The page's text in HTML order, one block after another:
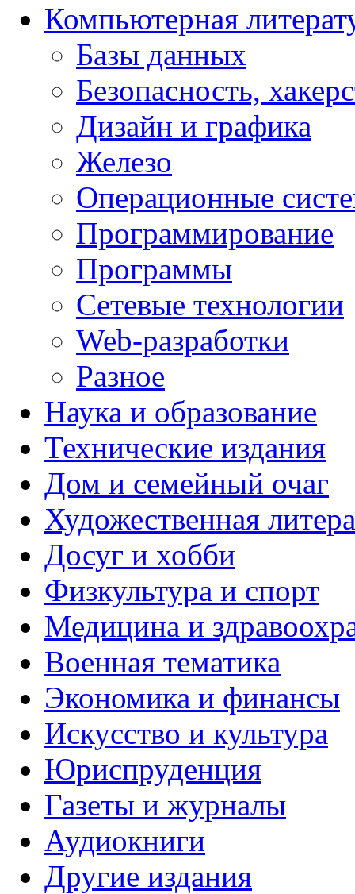
Компьютерная
Базы данных
Безопасность,
Дизайн и графика
Железо
Операционные
Программирование
Программы
Сетевые технологии
Web-разработки
Разное
Наука и образование
Технические издания
Дом и семейный очаг
Художественная
Досуг и хобби
Физкультура и спорт
Медицина и
Военная тематика
Экономика и финансы
Искусство и культура
Юриспруденция
Газеты и журналы
Аудиокниги
Другие издания